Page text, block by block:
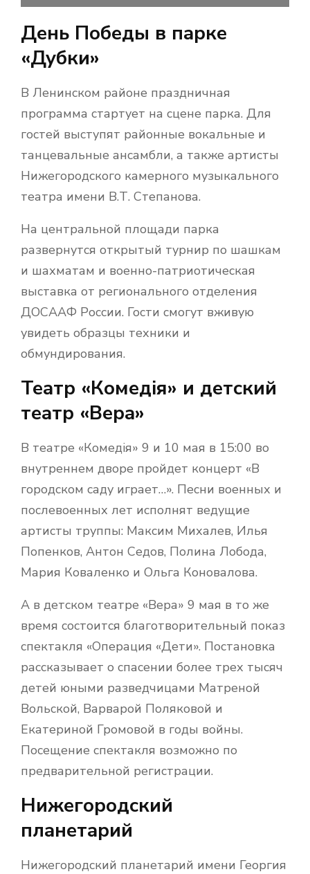
День Победы в парке
«Дубки»
В Ленинском районе праздничная
программа стартует на сцене парка. Для
гостей выступят районные вокальные и
танцевальные ансамбли, а также артисты
Нижегородского камерного музыкального
театра имени В.Т. Степанова.
На центральной площади парка
развернутся открытый турнир по шашкам
и шахматам и военно-патриотическая
выставка от регионального отделения
ДОСААФ России. Гости смогут вживую
увидеть образцы техники и
обмундирования.
Театр «Комедiя» и детский
театр «Вера»
В театре «Комедiя» 9 и 10 мая в 15:00 во
внутреннем дворе пройдет концерт «В
городском саду играет…». Песни военных и
послевоенных лет исполнят ведущие
артисты труппы: Максим Михалев, Илья
Попенков, Антон Седов, Полина Лобода,
Мария Коваленко и Ольга Коновалова.
А в детском театре «Вера» 9 мая в то же
время состоится благотворительный показ
спектакля «Операция «Дети». Постановка
рассказывает о спасении более трех тысяч
детей юными разведчицами Матреной
Вольской, Варварой Поляковой и
Екатериной Громовой в годы войны.
Посещение спектакля возможно по
предварительной регистрации.
Нижегородский
планетарий
Нижегородский планетарий имени Георгия